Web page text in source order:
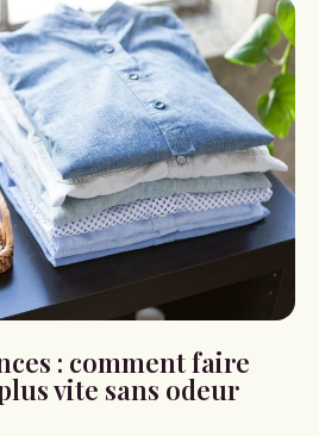
: comment faire
vite sans odeur